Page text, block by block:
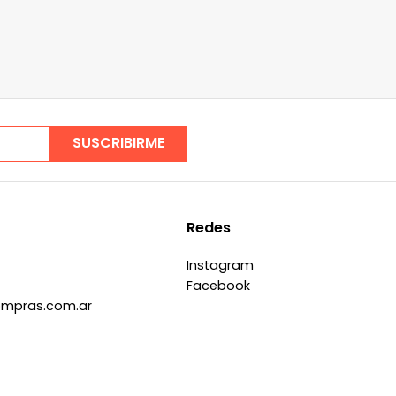
SUSCRIBIRME
Redes
Instagram
Facebook